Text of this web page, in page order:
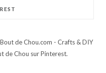
de Chou.com - Crafts & DIY
de Chou sur Pinterest.